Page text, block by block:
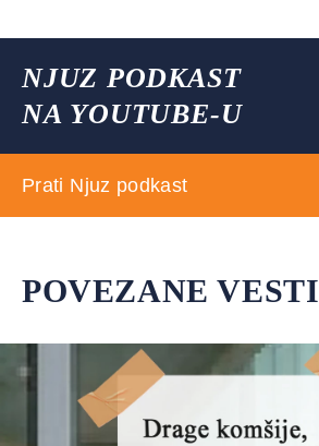
NJUZ PODKAST
NA YOUTUBE-U
Prati Njuz podkast
POVEZANE VESTI